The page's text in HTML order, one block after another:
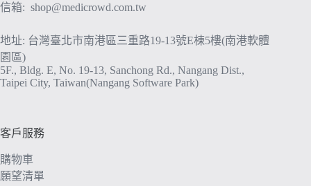
信箱: shop@medicrowd.com.tw
地址: 台灣臺北市南港區三重路19-13號E棟5樓(南港軟體
園區)
5F., Bldg. E, No. 19-13, Sanchong Rd., Nangang Dist.,
Taipei City, Taiwan(Nangang Software Park)
客戶服務
購物車
願望清單